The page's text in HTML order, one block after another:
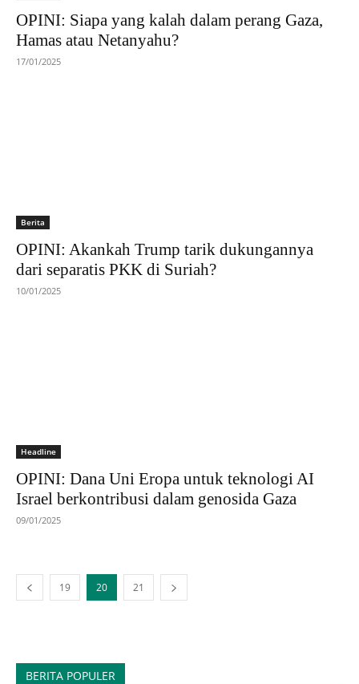
OPINI: Siapa yang kalah dalam perang Gaza,
Hamas atau Netanyahu?
17/01/2025
Berita
OPINI: Akankah Trump tarik dukungannya
dari separatis PKK di Suriah?
10/01/2025
Headline
OPINI: Dana Uni Eropa untuk teknologi AI
Israel berkontribusi dalam genosida Gaza
09/01/2025
19 20 21
BERITA POPULER